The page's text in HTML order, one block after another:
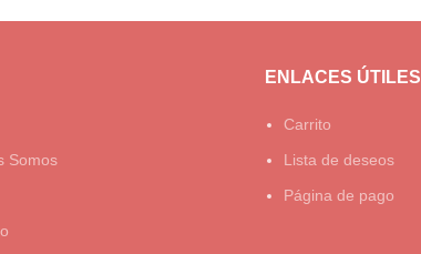
Somos
ENLACES ÚTILES
Carrito
Lista de deseos
Página de pago